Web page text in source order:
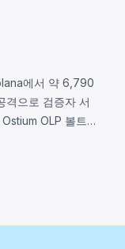
에서 약 6,790
격으로 검증자 서
OLP 볼트는